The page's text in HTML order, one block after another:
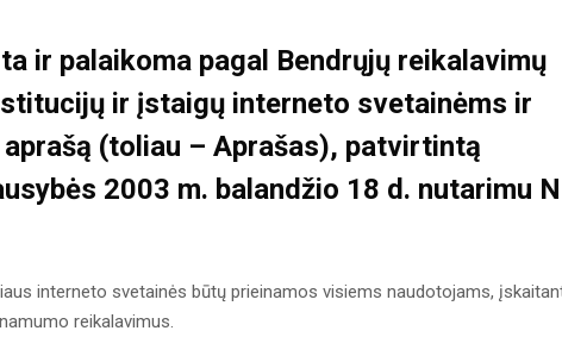
ir palaikoma pagal Bendrųjų reikalavimų
ir įstaigų interneto svetainėms ir
(toliau – Aprašas), patvirtintą
2003 m. balandžio 18 d. nutarimu
interneto svetainės būtų prieinamos visiems naudotojams,
reikalavimus.